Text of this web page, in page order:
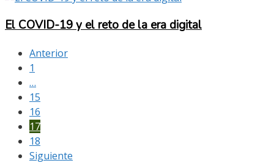
El COVID-19 y el reto de la era digital
Anterior
1
…
15
16
17
18
Siguiente